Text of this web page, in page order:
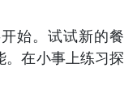
始。试试新的餐
。在小事上练习探